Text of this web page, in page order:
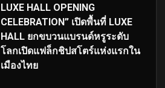
LUXE HALL OPENING
CELEBRATION” เปิดพื้นที่ LUXE
HALL ยกขบวนแบรนด์หรูระดับ
โลกเปิดแฟล็กชิปสโตร์แห่งแรกใน
เมืองไทย